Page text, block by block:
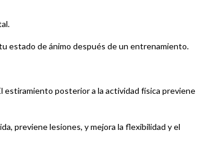
estado de ánimo después de un entrenamiento.
estiramiento posterior a la actividad física previene
previene lesiones, y mejora la flexibilidad y el